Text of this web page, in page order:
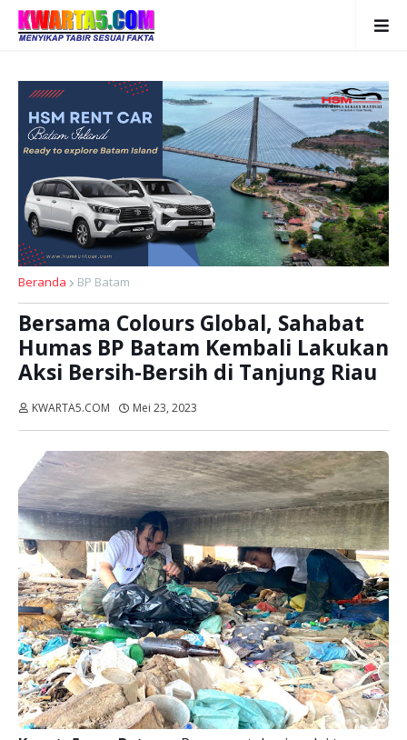
Beranda BP Batam
Bersama Colours Global, Sahabat
Humas BP Batam Kembali Lakukan
Aksi Bersih-Bersih di Tanjung Riau
KWARTA5.COM Mei 23, 2023